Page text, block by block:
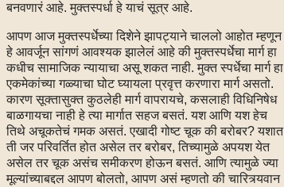
बनवणारं आहे. मुक्तस्पर्धा हे याचं सूत्र आहे.
आपण आज मुक्तस्पर्धेच्या दिशेने झापट्याने चाललो आहोत म्हणून
हे आवर्जून सांगणं आवश्यक झालेलं आहे की मुक्तस्पर्धेचा मार्ग हा
कधीच सामाजिक न्यायाचा असू शकत नाही. मुक्त स्पर्धेचा मार्ग हा
एकमेकांच्या गळ्याचा घोट घ्यायला प्रवृत्त करणारा मार्ग असतो.
कारण सूक्तासुक्त कुठलेही मार्ग वापरायचे, कसलाही विधिनिषेध
बाळगायचा नाही हे त्या मार्गात सहज बसतं. यश आणि यश हेच
तिथे अचूकतेचं गमक असतं. एखादी गोष्ट चूक की बरोबर? यशात
ती जर परिवर्तित होत असेल तर बरोबर, तिच्यामुळे अपयश येत
असेल तर चूक असंच समीकरण होऊन बसतं. आणि त्यामुळे ज्या
मूल्यांच्याबद्दल आपण बोलतो, आपण असं म्हणतो की चारित्र्यवान